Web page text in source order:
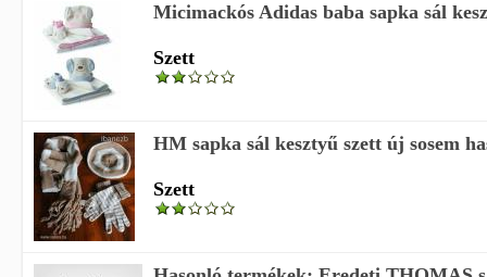
Micimackós Adidas baba sapka sál
Szett
HM sapka sál kesztyű szett új sosem
Szett